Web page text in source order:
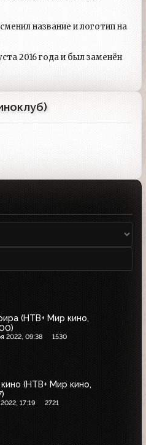
название и логотип на
2016 года и был заменён
(НТВ+ Мир кино,
2022, 09:38 1530
(НТВ+ Мир кино,
17:19 2721